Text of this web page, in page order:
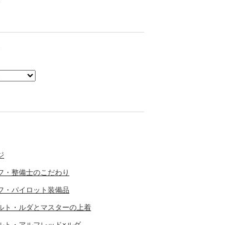
・整備士のこだわり
・パイロット装備品
ト・ルダとマスターの上着